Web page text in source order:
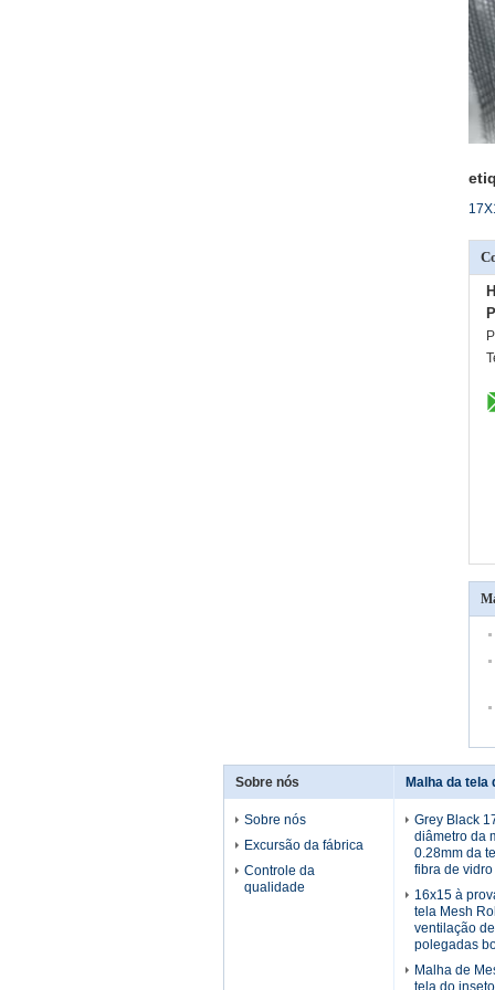
Sobre nós
Sobre nós
Excursão da fábrica
Controle da
qualidade
Malha da tela
Grey Black
diâmetro da
0.28mm da
fibra de vidro
16x15 à
tela Mesh
ventilação
polegadas
Malha de
tela do